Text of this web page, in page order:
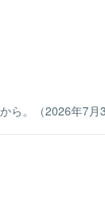
ら。（2026年7月